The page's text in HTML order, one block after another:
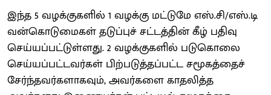
இந்த 5 வழக்குகளில் 1 வழக்கு மட்டுமே எஸ்.சி/எஸ்.டி
வன்கொடுமைகள் தடுப்புச் சட்டத்தின் கீழ் பதிவு
செய்யப்பட்டுள்ளது. 2 வழக்குகளில் படுகொலை
செய்யப்பட்டவர்கள் பிற்படுத்தப்பட்ட சமூகத்தைச்
சேர்ந்தவர்களாகவும், அவர்களை காதலித்த